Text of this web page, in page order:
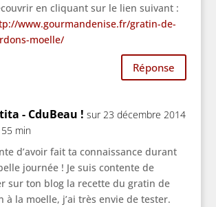
en cliquant sur le lien suivant :
www.gourmandenise.fr/gratin-de-
moelle/
Réponse
- CduBeau ! sur 23 décembre 2014
min
d’avoir fait ta connaissance durant
journée ! Je suis contente de
sur ton blog la recette du gratin de
à la moelle, j’ai très envie de tester.